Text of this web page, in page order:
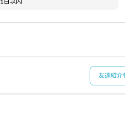
1日以内
友達紹介